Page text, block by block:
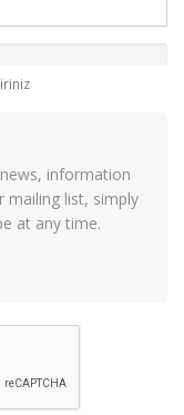
information
mailing list, simply
at any time.